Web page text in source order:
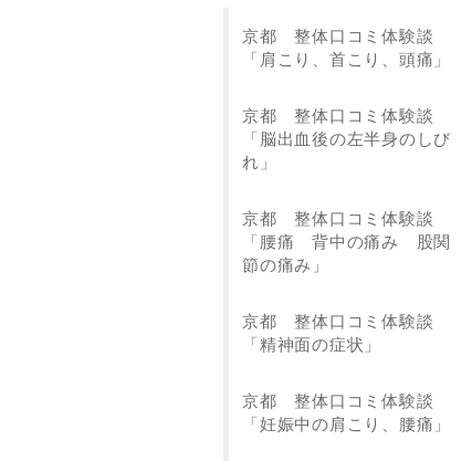
京都 整体口コミ体験談
「肩こり、首こり、頭痛」
京都 整体口コミ体験談
「脳出血後の左半身のしび
れ」
京都 整体口コミ体験談
「腰痛 背中の痛み 股関
節の痛み」
京都 整体口コミ体験談
「精神面の症状」
京都 整体口コミ体験談
「妊娠中の肩こり、腰痛」